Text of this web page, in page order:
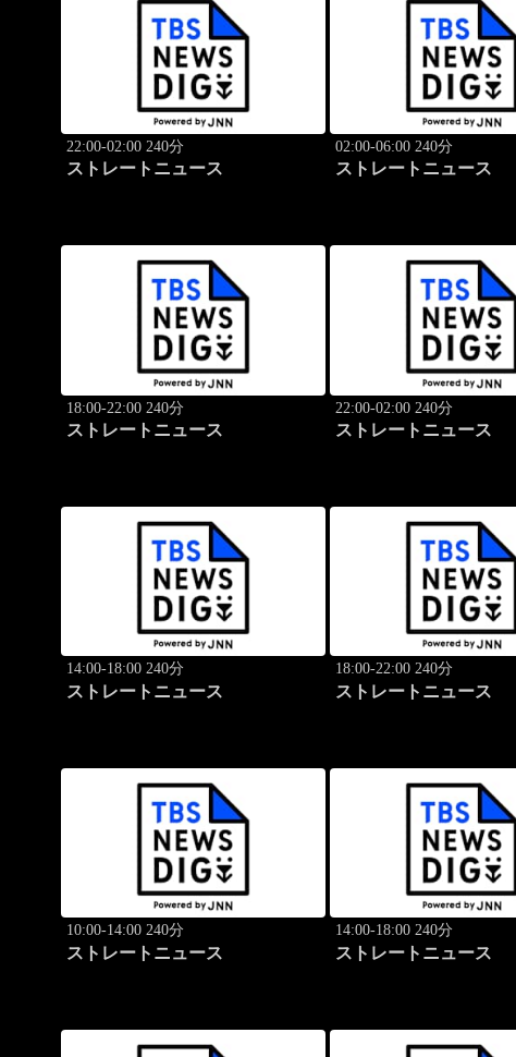
22:00-02:00 240分
ストレートニュース
02:00-06:00 240分
ストレートニュース
18:00-22:00 240分
ストレートニュース
22:00-02:00 240分
ストレートニュース
14:00-18:00 240分
ストレートニュース
18:00-22:00 240分
ストレートニュース
10:00-14:00 240分
ストレートニュース
14:00-18:00 240分
ストレートニュース